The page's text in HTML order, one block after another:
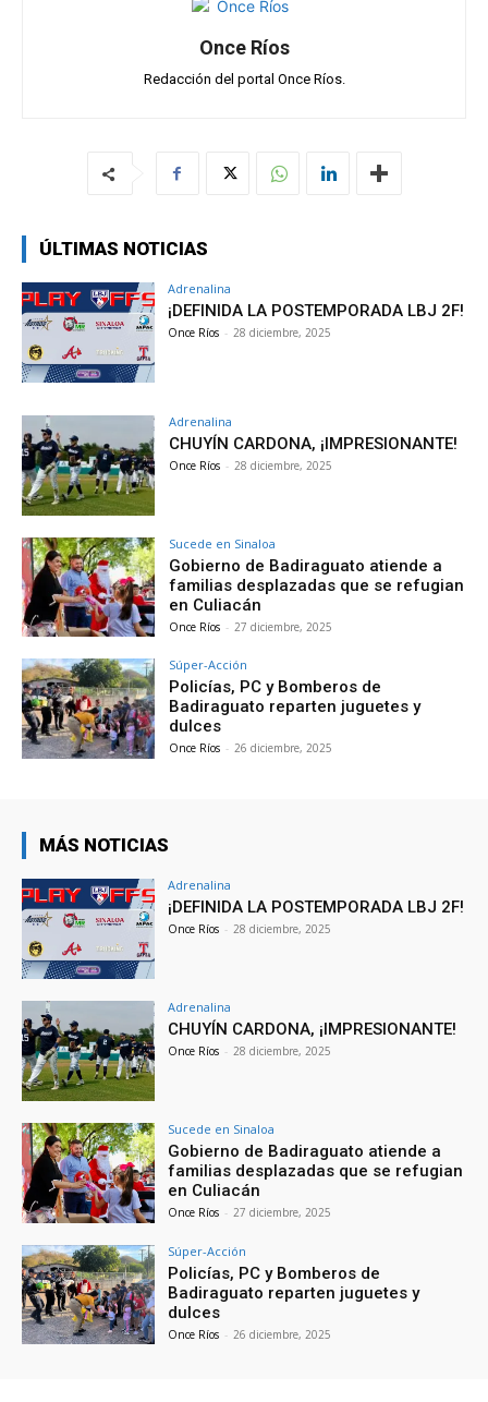
Once Ríos
Redacción del portal Once Ríos.
ÚLTIMAS NOTICIAS
Adrenalina
¡DEFINIDA LA POSTEMPORADA LBJ 2F!
Once Ríos - 28 diciembre, 2025
Adrenalina
CHUYÍN CARDONA, ¡IMPRESIONANTE!
Once Ríos - 28 diciembre, 2025
Sucede en Sinaloa
Gobierno de Badiraguato atiende a
familias desplazadas que se refugian
en Culiacán
Once Ríos - 27 diciembre, 2025
Súper-Acción
Policías, PC y Bomberos de
Badiraguato reparten juguetes y
dulces
Once Ríos - 26 diciembre, 2025
MÁS NOTICIAS
Adrenalina
¡DEFINIDA LA POSTEMPORADA LBJ 2F!
Once Ríos - 28 diciembre, 2025
Adrenalina
CHUYÍN CARDONA, ¡IMPRESIONANTE!
Once Ríos - 28 diciembre, 2025
Sucede en Sinaloa
Gobierno de Badiraguato atiende a
familias desplazadas que se refugian
en Culiacán
Once Ríos - 27 diciembre, 2025
Súper-Acción
Policías, PC y Bomberos de
Badiraguato reparten juguetes y
dulces
Once Ríos - 26 diciembre, 2025